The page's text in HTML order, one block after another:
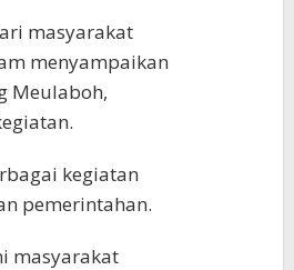
masyarakat
menyampaikan
Meulaboh,
kegiatan
pemerintahan.
masyarakat